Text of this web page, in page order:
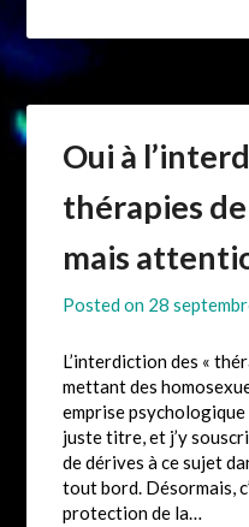
Oui à
thérapies
mais
Posted on 28
L’interdiction des «
mettant des
emprise
juste titre, et j’y
de dérives à ce sujet
tout bord. Désormais,
protection de la…